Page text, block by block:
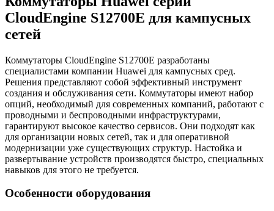
CloudEngine S12700E для кампусных
сетей
Коммутаторы CloudEngine S12700E разработаны
специалистами компании Huawei для кампусных сред.
Решения представляют собой эффективный инструмент
создания и обслуживания сети. Коммутаторы имеют набор
опций, необходимый для современных компаний, работают с
проводными и беспроводными инфраструктурами,
гарантируют высокое качество сервисов. Они подходят как
для организации новых сетей, так и для оперативной
модернизации уже существующих структур. Настойка и
развертывание устройств производятся быстро, специальных
навыков для этого не требуется.
Особенности оборудования